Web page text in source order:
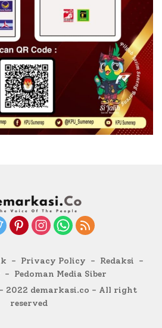
Privacy Policy
Redaksi
Pedoman Media Siber
2022 demarkasi.co - All right
reserved